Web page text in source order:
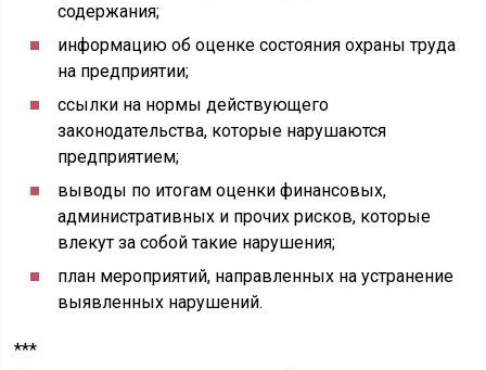
содержания;
информацию об оценке состояния охраны труда
на предприятии;
ссылки на нормы действующего
законодательства, которые нарушаются
предприятием;
выводы по итогам оценки финансовых,
административных и прочих рисков, которые
влекут за собой такие нарушения;
план мероприятий, направленных на устранение
выявленных нарушений.
***